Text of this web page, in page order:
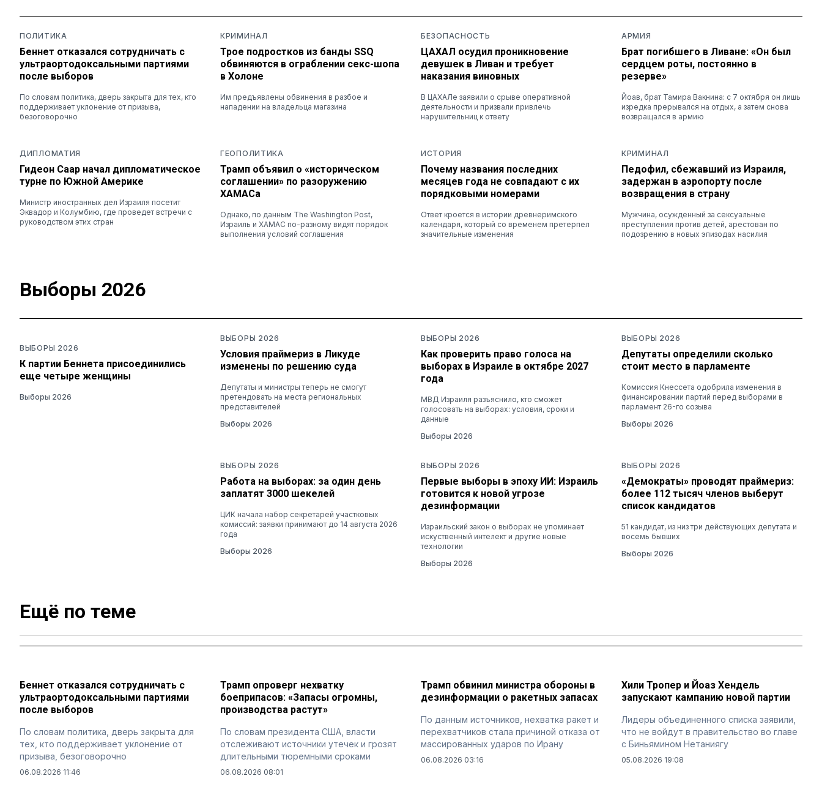
ПОЛИТИКА
Беннет отказался сотрудничать с
ультраортодоксальными партиями
после выборов
По словам политика, дверь закрыта для тех, кто
поддерживает уклонение от призыва,
безоговорочно
КРИМИНАЛ
Трое подростков из банды SSQ
обвиняются в ограблении секс-шопа
в Холоне
Им предъявлены обвинения в разбое и
нападении на владельца магазина
БЕЗОПАСНОСТЬ
ЦАХАЛ осудил проникновение
девушек в Ливан и требует
наказания виновных
В ЦАХАЛе заявили о срыве оперативной
деятельности и призвали привлечь
нарушительниц к ответу
АРМИЯ
Брат погибшего в Ливане: «Он был
сердцем роты, постоянно в
резерве»
Йоав, брат Тамира Вакнина: с 7 октября он лишь
изредка прерывался на отдых, а затем снова
возвращался в армию
ДИПЛОМАТИЯ
Гидеон Саар начал дипломатическое
турне по Южной Америке
Министр иностранных дел Израиля посетит
Эквадор и Колумбию, где проведет встречи с
руководством этих стран
ГЕОПОЛИТИКА
Трамп объявил о «историческом
соглашении» по разоружению
ХАМАСа
Однако, по данным The Washington Post,
Израиль и ХАМАС по-разному видят порядок
выполнения условий соглашения
ИСТОРИЯ
Почему названия последних
месяцев года не совпадают с их
порядковыми номерами
Ответ кроется в истории древнеримского
календаря, который со временем претерпел
значительные изменения
КРИМИНАЛ
Педофил, сбежавший из Израиля,
задержан в аэропорту после
возвращения в страну
Мужчина, осужденный за сексуальные
преступления против детей, арестован по
подозрению в новых эпизодах насилия
Выборы 2026
ВЫБОРЫ 2026
К партии Беннета присоединились
еще четыре женщины
Выборы 2026
ВЫБОРЫ 2026
Условия праймериз в Ликуде
изменены по решению суда
Депутаты и министры теперь не смогут
претендовать на места региональных
представителей
Выборы 2026
ВЫБОРЫ 2026
Как проверить право голоса на
выборах в Израиле в октябре 2027
года
МВД Израиля разъяснило, кто сможет
голосовать на выборах: условия, сроки и
данные
Выборы 2026
ВЫБОРЫ 2026
Депутаты определили сколько
стоит место в парламенте
Комиссия Кнессета одобрила изменения в
финансировании партий перед выборами в
парламент 26-го созыва
Выборы 2026
ВЫБОРЫ 2026
Работа на выборах: за один день
заплатят 3000 шекелей
ЦИК начала набор секретарей участковых
комиссий: заявки принимают до 14 августа 2026
года
Выборы 2026
ВЫБОРЫ 2026
Первые выборы в эпоху ИИ: Израиль
готовится к новой угрозе
дезинформации
Израильский закон о выборах не упоминает
искуственный интелект и другие новые
технологии
Выборы 2026
ВЫБОРЫ 2026
«Демократы» проводят праймериз:
более 112 тысяч членов выберут
список кандидатов
51 кандидат, из низ три действующих депутата и
восемь бывших
Выборы 2026
Ещё по теме
Беннет отказался сотрудничать с
ультраортодоксальными партиями
после выборов
По словам политика, дверь закрыта для
тех, кто поддерживает уклонение от
призыва, безоговорочно
06.08.2026 11:46
Трамп опроверг нехватку
боеприпасов: «Запасы огромны,
производства растут»
По словам президента США, власти
отслеживают источники утечек и грозят
длительными тюремными сроками
06.08.2026 08:01
Трамп обвинил министра обороны в
дезинформации о ракетных запасах
По данным источников, нехватка ракет и
перехватчиков стала причиной отказа от
массированных ударов по Ирану
06.08.2026 03:16
Хили Тропер и Йоаз Хендель
запускают кампанию новой партии
Лидеры объединенного списка заявили,
что не войдут в правительство во главе
с Биньямином Нетаниягу
05.08.2026 19:08